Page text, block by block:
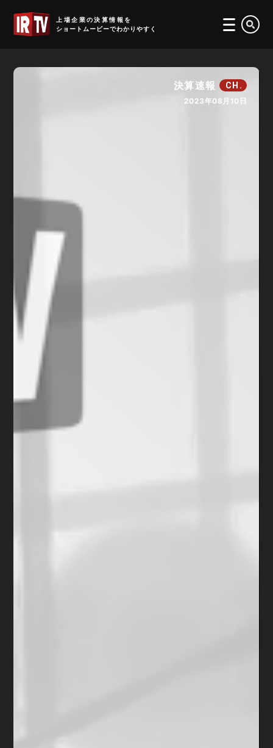
上場企業の決算情報を
ショートムービーでわかりやすく
決算速報 CH.
2023年08月10日